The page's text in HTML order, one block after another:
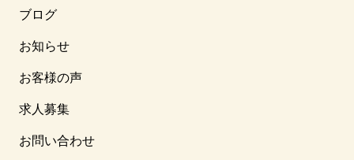
ブログ
お知らせ
お客様の声
求人募集
お問い合わせ